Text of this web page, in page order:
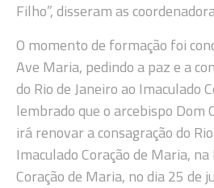
Filho”, disseram as
O momento de formação foi
Ave Maria, pedindo a paz e a
do Rio de Janeiro ao Imaculado
lembrado que o arcebispo Dom
irá renovar a consagração do
Imaculado Coração de Maria,
Coração de Maria, no dia 25 de